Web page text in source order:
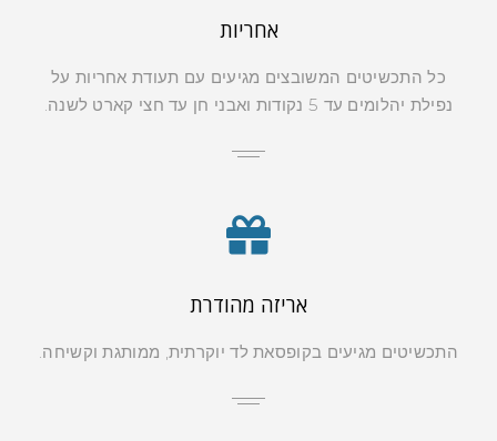
אחריות
כל התכשיטים המשובצים מגיעים עם תעודת אחריות על
נפילת יהלומים עד 5 נקודות ואבני חן עד חצי קארט לשנה.
אריזה מהודרת
התכשיטים מגיעים בקופסאת לד יוקרתית, ממותגת וקשיחה.